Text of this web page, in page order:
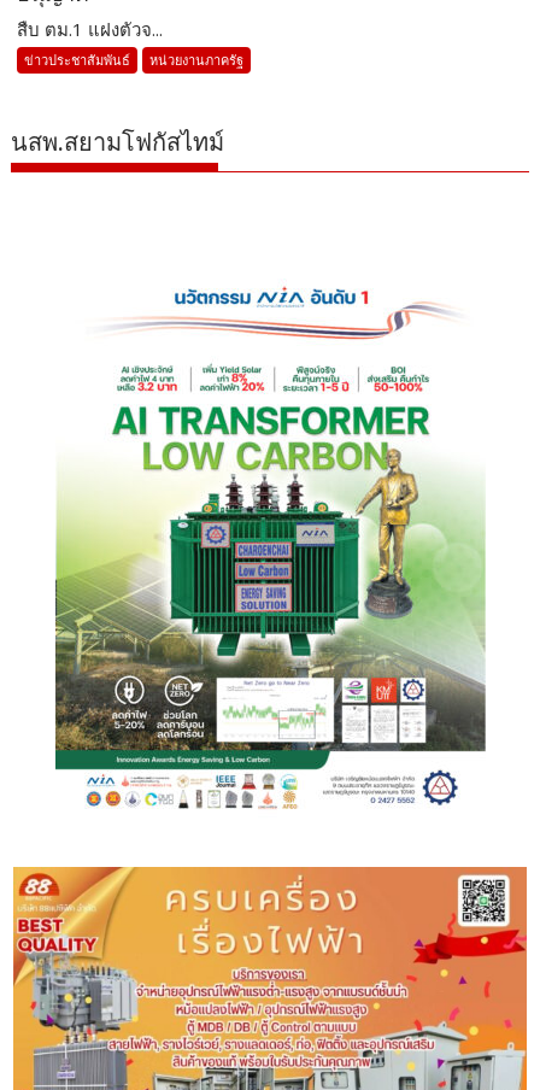
สืบ ตม.1 แฝงตัวจ...
ข่าวประชาสัมพันธ์ หน่วยงานภาครัฐ
นสพ.สยามโฟกัสไทม์